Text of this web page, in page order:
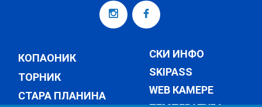
КОПАОНИК
ТОРНИК
СТАРА ПЛАНИНА
СКИ ИНФО
SKIPASS
WEB КАМЕРЕ